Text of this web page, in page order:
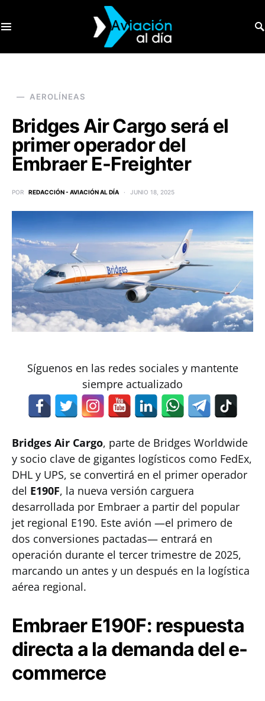
AEROLÍNEAS
Bridges Air Cargo será el
primer operador del
Embraer E-Freighter
POR REDACCIÓN - AVIACIÓN AL DÍA JUNIO 18, 2025
Síguenos en las redes sociales y mantente
siempre actualizado
Bridges Air Cargo, parte de Bridges Worldwide
y socio clave de gigantes logísticos como FedEx,
DHL y UPS, se convertirá en el primer operador
del E190F, la nueva versión carguera
desarrollada por Embraer a partir del popular
jet regional E190. Este avión —el primero de
dos conversiones pactadas— entrará en
operación durante el tercer trimestre de 2025,
marcando un antes y un después en la logística
aérea regional.
Embraer E190F: respuesta
directa a la demanda del e-
commerce